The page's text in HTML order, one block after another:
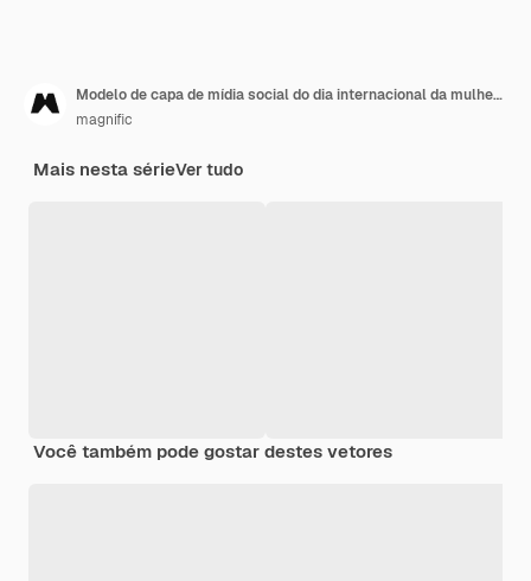
Modelo de capa de mídia social do dia internacional da mulher plana
magnific
Mais nesta sérieVer tudo
Você também pode gostar destes vetores